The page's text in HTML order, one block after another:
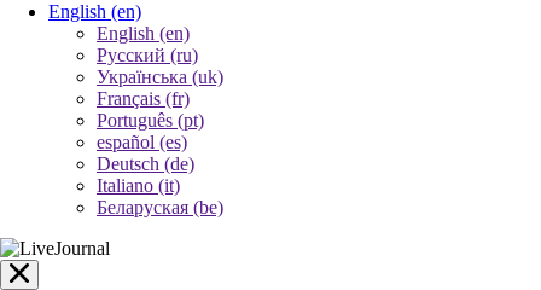
English (en)
English (en)
Русский (ru)
Українська (uk)
Français (fr)
Português (pt)
español (es)
Deutsch (de)
Italiano (it)
Беларуская (be)